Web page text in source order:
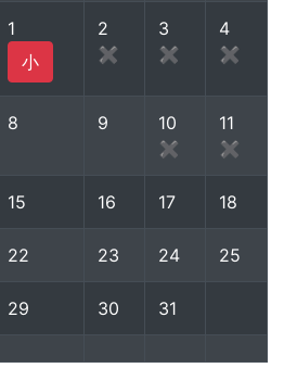
1
小
2
✖
3
✖
4
✖
8 9
10
✖
11
✖
15 16 17 18
22 23 24 25
29 30 31